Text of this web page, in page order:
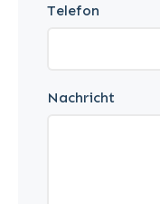
Telefon
Nachricht